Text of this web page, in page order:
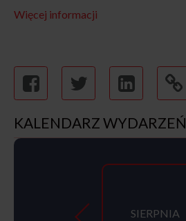
Więcej informacji
KALENDARZ WYDARZEŃ
SIERPNIA